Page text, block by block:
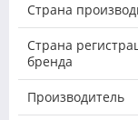
Страна
Страна
бренда
Производитель